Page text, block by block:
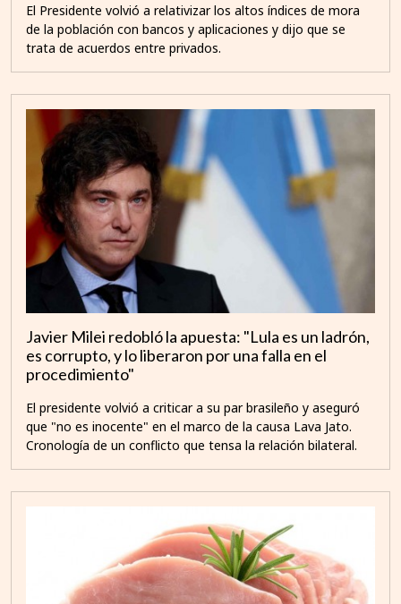
El Presidente volvió a relativizar los altos índices de mora
de la población con bancos y aplicaciones y dijo que se
trata de acuerdos entre privados.
Javier Milei redobló la apuesta: "Lula es un ladrón,
es corrupto, y lo liberaron por una falla en el
procedimiento"
El presidente volvió a criticar a su par brasileño y aseguró
que "no es inocente" en el marco de la causa Lava Jato.
Cronología de un conflicto que tensa la relación bilateral.